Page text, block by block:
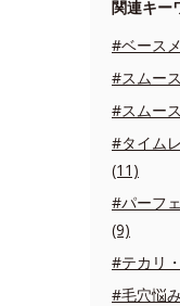
関連キー
#ベース
#スムー
#スムー
#タイム
(11)
#パーフ
(9)
#テカリ
#毛穴悩